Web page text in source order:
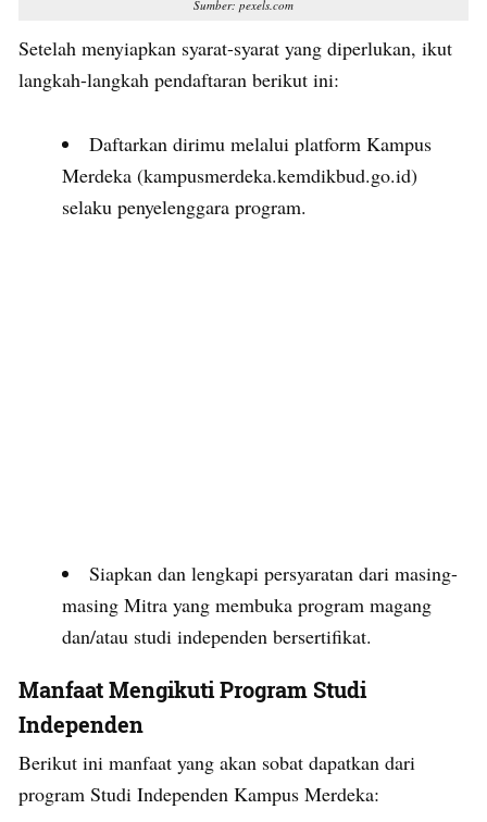
Sumber: pexels.com
Setelah menyiapkan syarat-syarat yang diperlukan, ikut
langkah-langkah pendaftaran berikut ini:
Daftarkan dirimu melalui platform Kampus
Merdeka (kampusmerdeka.kemdikbud.go.id)
selaku penyelenggara program.
Siapkan dan lengkapi persyaratan dari masing-
masing Mitra yang membuka program magang
dan/atau studi independen bersertifikat.
Manfaat Mengikuti Program Studi
Independen
Berikut ini manfaat yang akan sobat dapatkan dari
program Studi Independen Kampus Merdeka: